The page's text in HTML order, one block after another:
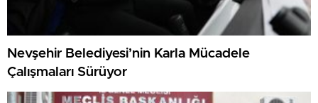
Nevşehir Belediyesi’nin Karla Mücadele
Çalışmaları Sürüyor